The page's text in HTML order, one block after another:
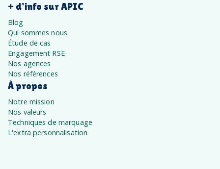
+ d'info sur APIC
Blog
Qui sommes nous
Étude de cas
Engagement RSE
Nos agences
Nos références
À propos
Notre mission
Nos valeurs
Techniques de marquage
L'extra personnalisation